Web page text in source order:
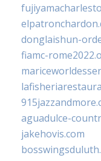
donglaishun-
fiamc-
aguadulce-
jakehovis.com